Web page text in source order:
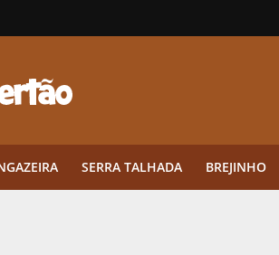
SERRA TALHADA BREJINHO